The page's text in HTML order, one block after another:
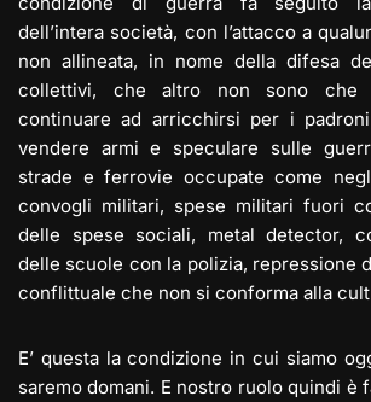
dell’intera società, con l’attacco a
non allineata, in nome della difesa
collettivi, che altro non sono che
continuare ad arricchirsi per i
vendere armi e speculare sulle
strade e ferrovie occupate come
convogli militari, spese militari fuori
delle spese sociali, metal detector,
delle scuole con la polizia, repressione
conflittuale che non si conforma alla
E’ questa la condizione in cui siamo
saremo domani. E nostro ruolo quindi è